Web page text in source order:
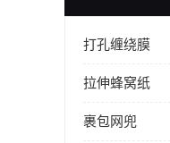
打孔缠绕膜
拉伸蜂窝纸
裹包网兜